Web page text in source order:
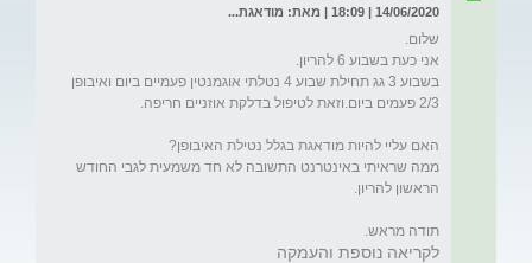
14/06/2020 | 18:09 | מאת: מודאגת...
בשבוע 3 גג תחילת שבוע 4 נטלתי אוגמנטין פעמיים ביום ואיבופן
ממה שראיתי באינטרנט התשובה לא חד משמעית לגבי החודש
תודה מראש.
לקריאה נוספת והעמקה